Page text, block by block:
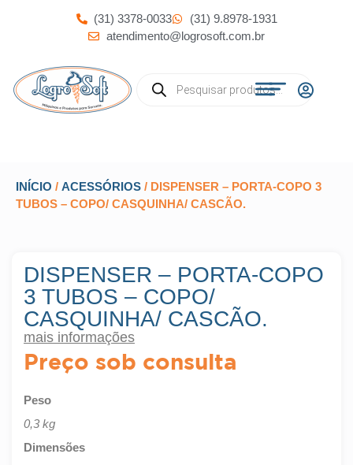
(31) 3378-0033
(31) 9.8978-1931
atendimento@logrosoft.com.br
INÍCIO / ACESSÓRIOS / DISPENSER – PORTA-COPO 3
TUBOS – COPO/ CASQUINHA/ CASCÃO.
DISPENSER – PORTA-COPO
3 TUBOS – COPO/
CASQUINHA/ CASCÃO.
mais informações
Preço sob consulta
Peso
0,3 kg
Dimensões